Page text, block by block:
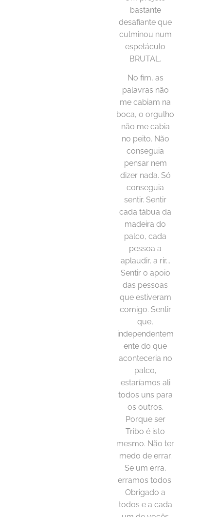
bastante
desafiante que
culminou num
espetáculo
BRUTAL.
No fim, as
palavras não
me cabiam na
boca, o orgulho
não me cabia
no peito. Não
conseguia
pensar nem
dizer nada. Só
conseguia
sentir. Sentir
cada tábua da
madeira do
palco, cada
pessoa a
aplaudir, a rir...
Sentir o apoio
das pessoas
que estiveram
comigo. Sentir
que,
independentem
ente do que
aconteceria no
palco,
estaríamos ali
todos uns para
os outros.
Porque ser
Tribo é isto
mesmo. Não ter
medo de errar.
Se um erra,
erramos todos.
Obrigado a
todos e a cada